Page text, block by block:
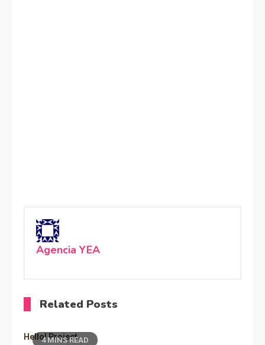
Agencia YEA
Related Posts
4 MINS READ
Hello! Project